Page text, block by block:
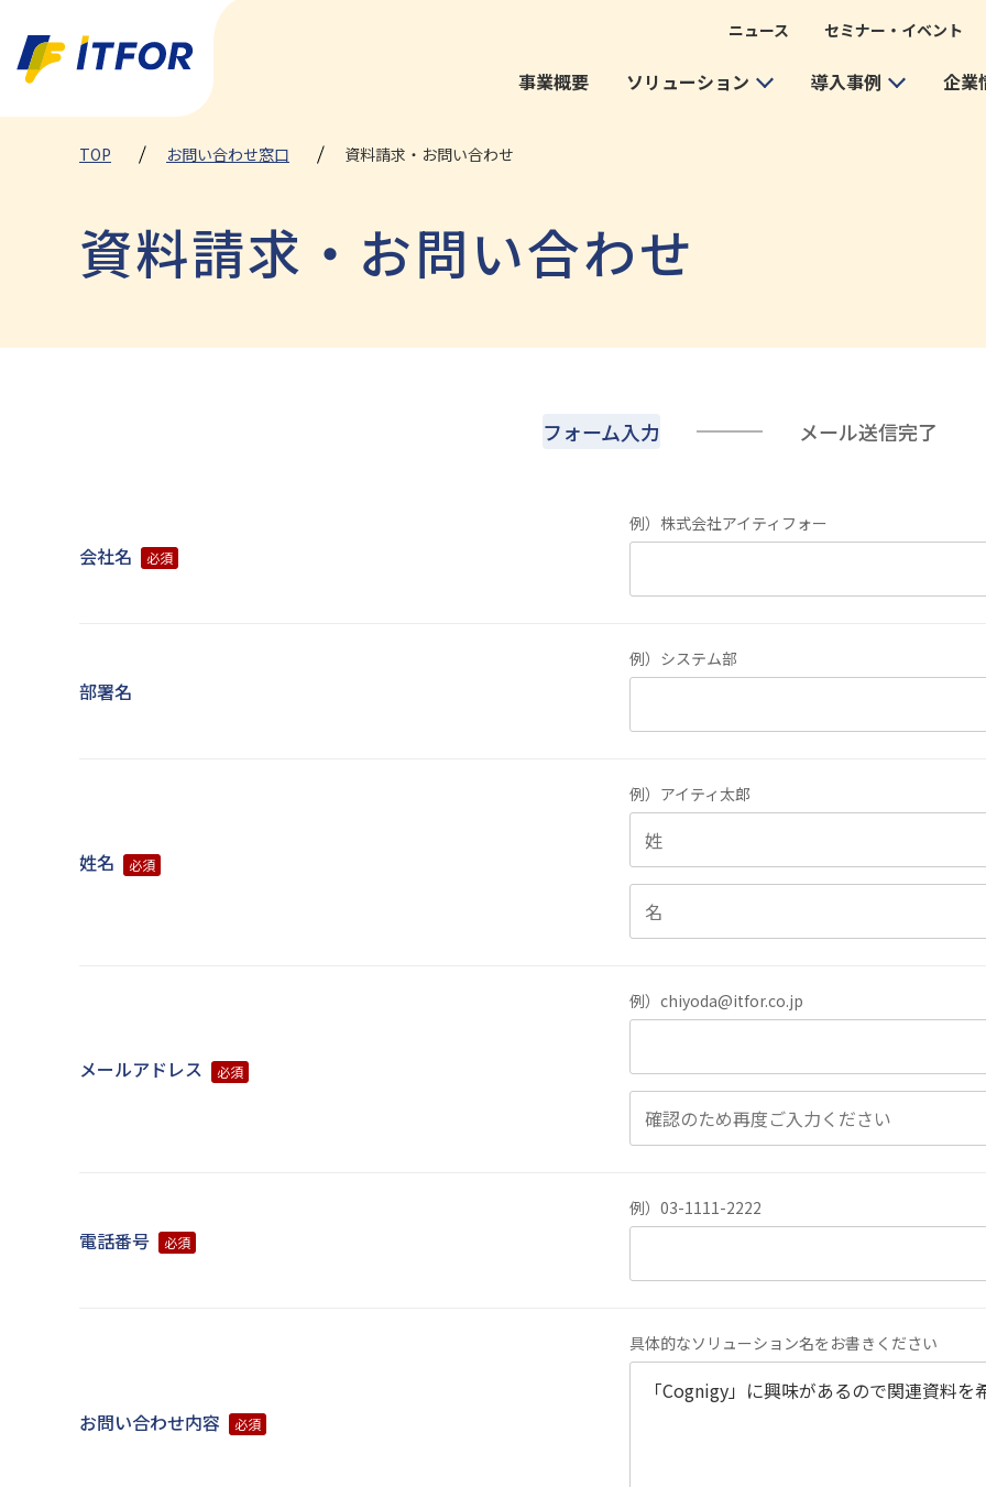
ニュース セミナー・イベント
事業概要 ソリューション 導入事例 企業
TOP お問い合わせ窓口 資料請求・お問い合わせ
資料請求・お問い合わせ
フォーム入力 メール送信完了
会社名 必須
例）株式会社アイティフォー
部署名
例）システム部
姓名 必須
例）アイティ太郎
メールアドレス 必須
例）chiyoda@itfor.co.jp
電話番号 必須
例）03-1111-2222
お問い合わせ内容 必須
具体的なソリューション名をお書きください